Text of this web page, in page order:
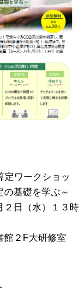
定ワークショッ
の基礎を学ぶ～
２日（水）１３時
館２F大研修室